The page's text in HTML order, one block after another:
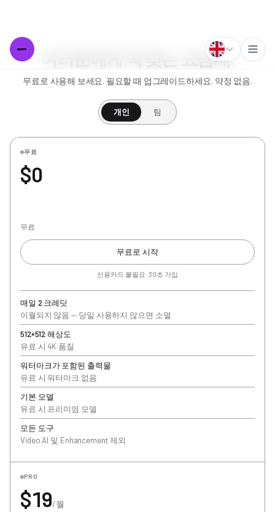
여러분에게 딱 맞는 요금제.
무료로 사용해 보세요. 필요할 때 업그레이드하세요. 약정 없음.
개인 팀
무료
$0
무료
무료로 시작
신용카드 불필요 · 30초 가입
매일 2 크레딧
이월되지 않음 — 당일 사용하지 않으면 소멸
512×512 해상도
유료 시 4K 품질
워터마크가 포함된 출력물
유료 시 워터마크 없음
기본 모델
유료 시 프리미엄 모델
모든 도구
Video AI 및 Enhancement 제외
PRO
$19/월